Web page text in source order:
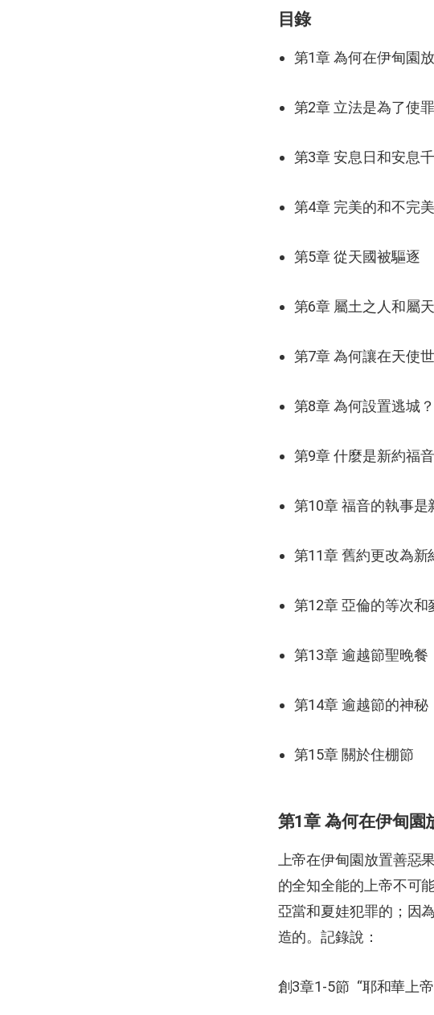
目錄
第1章 為何在伊甸園
第2章 立法是為了使
第3章 安息日和安息
第4章 完美的和不完
第5章 從天國被驅逐
第6章 屬土之人和屬
第7章 為何讓在天使
第8章 為何設置逃城？
第9章 什麼是新約福音
第10章 福音的執事是
第11章 舊約更改為新
第12章 亞倫的等次和
第13章 逾越節聖晚餐
第14章 逾越節的神秘
第15章 關於住棚節
第1章 為何在伊甸園
上帝在伊甸園放置善惡
的全知全能的上帝不可
亞當和夏娃犯罪的；因
造的。記錄說：
創3章1-5節 “耶和華上